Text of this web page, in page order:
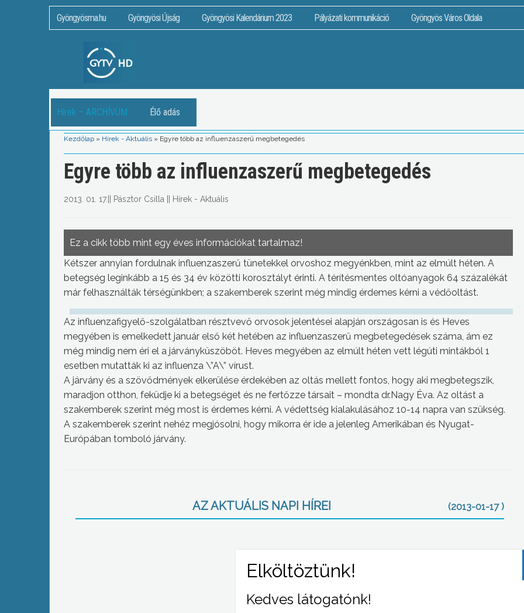
Gyöngyösma.hu Gyöngyösi Újság Gyöngyösi Kalendárium 2023 Pályázati kommunikáció Gyöngyös Város Oldala
Hírek – ARCHÍVUM Élő adás
Kezdőlap » Hírek - Aktuális » Egyre több az influenzaszerű megbetegedés
Egyre több az influenzaszerű megbetegedés
2013. 01. 17. Pásztor Csilla Hírek - Aktuális
Ez a cikk több mint egy éves információkat tartalmaz!
Kétszer annyian fordulnak influenzaszerű tünetekkel orvoshoz megyénkben, mint az elmúlt héten. A
betegség leginkább a 15 és 34 év közötti korosztályt érinti. A térítésmentes oltóanyagok 64 százalékát
már felhasználták térségünkben; a szakemberek szerint még mindig érdemes kérni a védőoltást.
Az influenzafigyelő-szolgálatban résztvevő orvosok jelentései alapján országosan is és Heves
megyében is emelkedett január első két hetében az influenzaszerű megbetegedések száma, ám ez
még mindig nem éri el a járványküszöböt. Heves megyében az elmúlt héten vett légúti mintákból 1
esetben mutatták ki az influenza \”A\” vírust.
A járvány és a szövődmények elkerülése érdekében az oltás mellett fontos, hogy aki megbetegszik,
maradjon otthon, feküdje ki a betegséget és ne fertőzze társait – mondta dr.Nagy Éva. Az oltást a
szakemberek szerint még most is érdemes kérni. A védettség kialakulásához 10-14 napra van szükség.
A szakemberek szerint nehéz megjósolni, hogy mikorra ér ide a jelenleg Amerikában és Nyugat-
Európában tomboló járvány.
AZ AKTUÁLIS NAPI HÍREI (2013-01-17 )
Kedves látogatónk!